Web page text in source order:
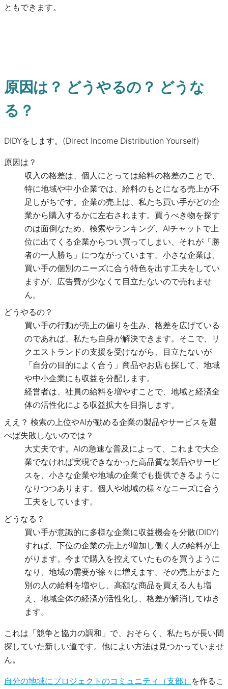
ともできます。
原因は？ どうやるの？ どうな
る？
DIDYをします。(Direct Income Distribution Yourself)
原因は？
収入の格差は、個人にとっては給料の格差のことで、
特に地域や中小企業では、給料のもとになる売上が不
足しがちです。企業の売上は、私たち買い手がどの企
業から購入するかに左右されます。買うべき物を探す
のは面倒なため、検索やランキング、AIチャットで上
位に出てくる企業からつい買ってしまい、それが「勝
者の一人勝ち」につながっています。小さな企業は、
買い手の個別のニーズに合う特色を出す工夫をしてい
ますが、広告費が少なくて目立たないので売れませ
ん。
どうやるの？
買い手の行動が売上の偏りを生み、格差を広げている
のであれば、私たち自身が解決できます。そこで、リ
クエストランドの支援を受けながら、目立たないが
「自分の目的によく合う」商品やお店も探して、地域
や中小企業にも収益を分配します。
経営者は、社員の給料を増やすことで、地域と経済全
体の活性化による収益拡大を目指します。
ええ？ 検索の上位やAIが勧める企業の製品やサービスを選
べば失敗しないのでは？
大丈夫です。AIの急速な普及によって、これまで大企
業でなければ実現できなかった高品質な製品やサービ
スを、小さな企業や地域の企業でも提供できるように
なりつつあります。個人や地域の様々なニーズに合う
工夫をしています。
どうなる？
買い手が意識的に多様な企業に収益機会を分散(DIDY)
すれば、下位の企業の売上が増加し働く人の給料が上
がります。今まで購入を控えていたものを買うように
なり、地域の需要が徐々に増えます。その売上がまた
別の人の給料を増やし、高額な商品を買える人も増
え、地域全体の経済が活性化し、格差が解消してゆき
ます。
これは「競争と協力の調和」で、おそらく、私たちが長い間
探していた新しい道です。他によい方法は見つかっていませ
ん。
自分の地域にプロジェクトのコミュニティ（支部）
を作るこ